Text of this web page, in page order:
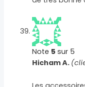
Note 5 sur 5
Hicham A.